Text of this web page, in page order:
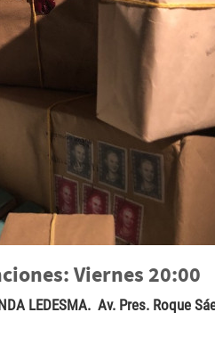
Viernes 20:00
LEDESMA. Av. Pres. Roque